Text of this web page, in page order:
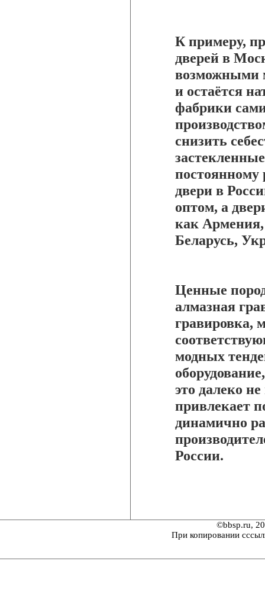
К примеру,
дверей в
возможными
и остаётся
фабрики
снизить
постоянному
двери в
оптом, а
как Армения,
Беларусь,
Ценные
алмазная
гравировка,
модных
это далеко
привлекает
динамично
России.
©bbsp.ru,
При копировании